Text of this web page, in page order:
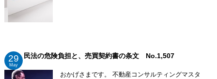
29
May
民法の危険負担と、売買契約書の条文 No.1,507
おかげさまです。 不動産コンサルティングマスタ